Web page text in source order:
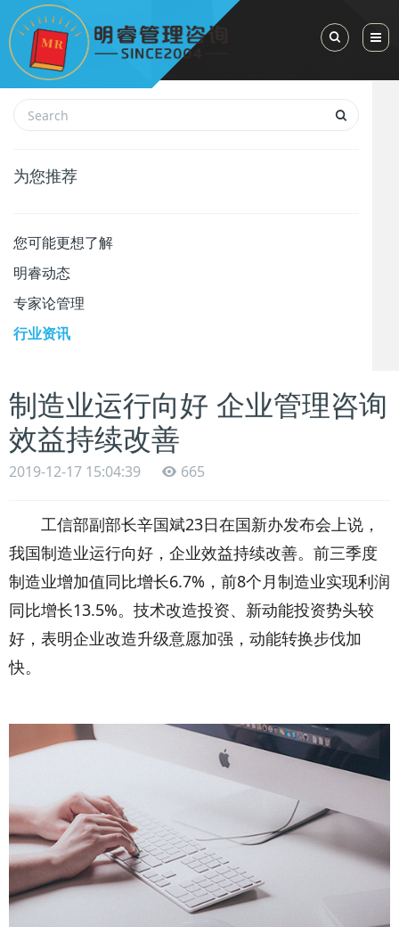
Toggle
为您推荐
您可能更想了解
明睿动态
专家论管理
行业资讯
制造业运行向好 企业管理咨询
效益持续改善
2019-12-17 15:04:39 665
工信部副部长辛国斌23日在国新办发布会上说，
我国制造业运行向好，企业效益持续改善。前三季度
制造业增加值同比增长6.7%，前8个月制造业实现利润
同比增长13.5%。技术改造投资、新动能投资势头较
好，表明企业改造升级意愿加强，动能转换步伐加
快。